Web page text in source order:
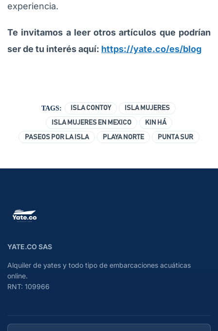
experiencia.
Te invitamos a leer otros artículos que podrían
ser de tu interés aquí: https://yate.co/es/blog
TAGS: ISLA CONTOY ISLA MUJERES
ISLA MUJERES EN MEXICO KIN HÁ
PASEOS POR LA ISLA PLAYA NORTE PUNTA SUR
YATE.CO SAS
Alquiler de yates y todo tipo de embarcaciones acuáticas
online.
RNT: 109966